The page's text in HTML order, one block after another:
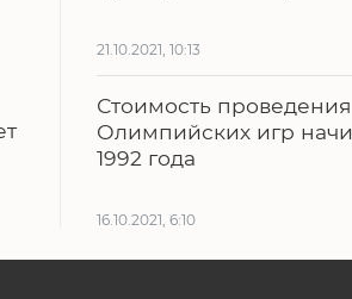
21.10.2021, 10:13
Стоимость проведения
Олимпийских игр
1992 года
16.10.2021, 6:10